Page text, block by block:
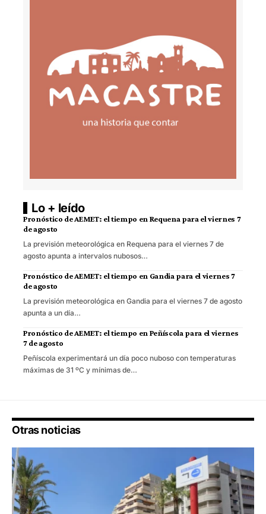
Lo + leído
Pronóstico de AEMET: el tiempo en Requena para el viernes 7
de agosto
La previsión meteorológica en Requena para el viernes 7 de
agosto apunta a intervalos nubosos…
Pronóstico de AEMET: el tiempo en Gandia para el viernes 7
de agosto
La previsión meteorológica en Gandia para el viernes 7 de agosto
apunta a un día…
Pronóstico de AEMET: el tiempo en Peñíscola para el viernes
7 de agosto
Peñíscola experimentará un día poco nuboso con temperaturas
máximas de 31 ºC y mínimas de…
Otras noticias